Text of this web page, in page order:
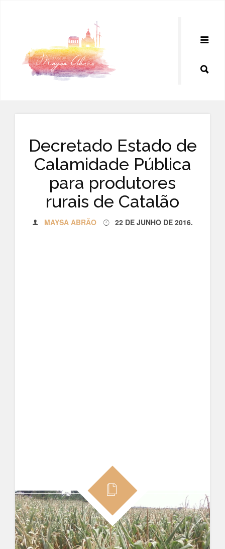
Decretado Estado de
Calamidade Pública
para produtores
rurais de Catalão
MAYSA ABRÃO 22 DE JUNHO DE 2016.